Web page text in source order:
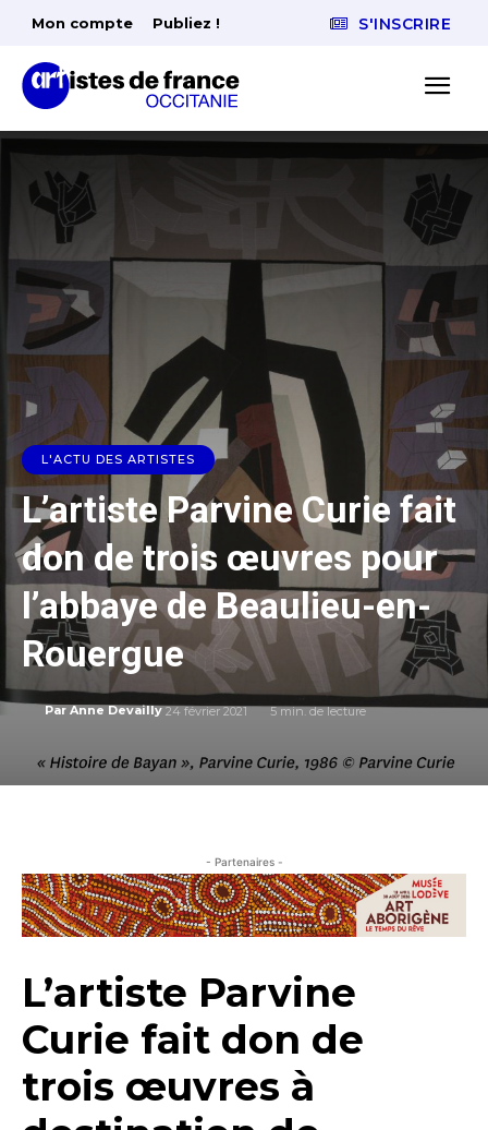
Mon compte Publiez ! S'INSCRIRE
L'ACTU DES ARTISTES
L’artiste Parvine Curie fait
don de trois œuvres pour
l’abbaye de Beaulieu-en-
Rouergue
Par Anne Devailly 24 février 2021 5min. de lecture
- Partenaires -
L’artiste Parvine
Curie fait don de
trois œuvres à